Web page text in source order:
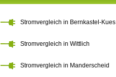
Stromvergleich in Bernkastel-Kues
Stromvergleich in Wittlich
Stromvergleich in Manderscheid